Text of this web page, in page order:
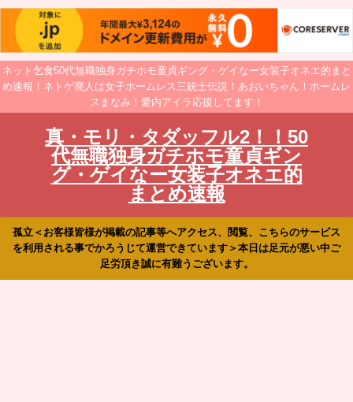
ネット乞食50代無職独身ガチホモ童貞ギング・ゲイなー女装子オネエ的まと
め速報！ネトゲ廃人は女子ホームレス三銃士伝説！あおいちゃん！ホームレ
スまなみ！愛内アイラ応援してます！
真・モリ・タダッフル2！！50
代無職独身ガチホモ童貞ギン
グ・ゲイなー女装子オネエ的
まとめ速報
孤立＜お客様皆様が掲載の記事等へアクセス、閲覧、こちらのサービス
を利用される事でかろうじて運営できています＞本日は足元が悪い中ご
足労頂き誠に有難うございます。